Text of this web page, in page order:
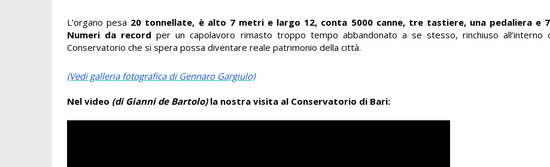
L’organo pesa 20 tonnellate, è alto 7 metri e largo 12, conta 5000 canne, tre tastiere, una pedaliera e
Numeri da record per un capolavoro rimasto troppo tempo abbandonato a se stesso, rinchiuso all’interno
Conservatorio che si spera possa diventare reale patrimonio della città.
(Vedi galleria fotografica di Gennaro Gargiulo)
Nel video (di Gianni de Bartolo)la nostra visita al Conservatorio di Bari: